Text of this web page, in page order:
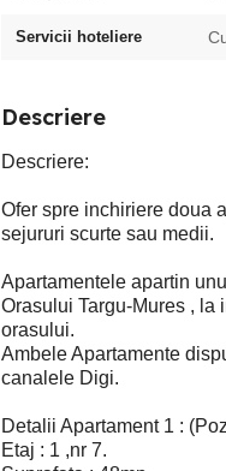
Servicii hoteliere
Descriere
Descriere:
Ofer spre inchiriere doua
sejururi scurte sau medii.
Apartamentele apartin
Orasului Targu-Mures , la
orasului.
Ambele Apartamente
canalele Digi.
Detalii Apartament 1 :
Etaj : 1 ,nr 7.